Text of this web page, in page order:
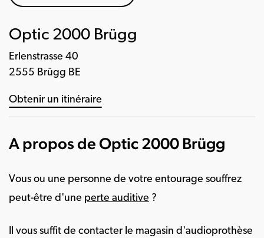
Optic 2000 Brügg
Erlenstrasse 40
2555 Brügg BE
Obtenir un itinéraire
A propos de Optic 2000 Brügg
Vous ou une personne de votre entourage souffrez
peut-être d'une perte auditive ?
Il vous suffit de contacter le magasin d'audioprothèse